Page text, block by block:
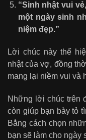
“Sinh nhật vui
một ngày sinh
niệm đẹp.”
Lời chúc này thể
nhật của vợ, đồng
mang lại niềm vui và
Những lời chúc trên
còn giúp bạn bày tỏ
Bằng cách chọn
bạn sẽ làm cho ngày